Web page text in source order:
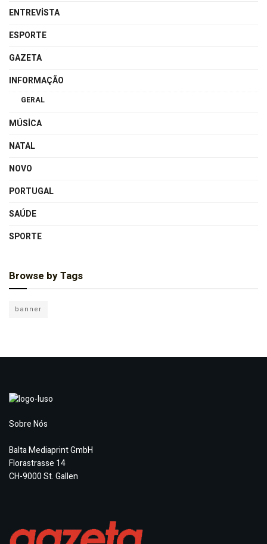
ENTREVISTA
ESPORTE
GAZETA
INFORMAÇÃO
GERAL
MÚSICA
NATAL
NOVO
PORTUGAL
SAÚDE
SPORTE
Browse by Tags
banner
Sobre Nós
Balta Mediaprint GmbH
Florastrasse 14
CH-9000 St. Gallen